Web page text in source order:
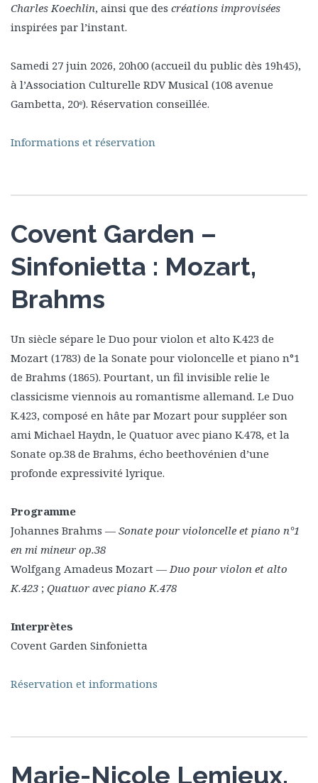
Charles Koechlin, ainsi que des créations improvisées
inspirées par l’instant.
Samedi 27 juin 2026, 20h00 (accueil du public dès 19h45),
à l’Association Culturelle RDV Musical (108 avenue
Gambetta, 20ᵉ). Réservation conseillée.
Informations et réservation
Covent Garden –
Sinfonietta : Mozart,
Brahms
Un siècle sépare le Duo pour violon et alto K.423 de
Mozart (1783) de la Sonate pour violoncelle et piano n°1
de Brahms (1865). Pourtant, un fil invisible relie le
classicisme viennois au romantisme allemand. Le Duo
K.423, composé en hâte par Mozart pour suppléer son
ami Michael Haydn, le Quatuor avec piano K.478, et la
Sonate op.38 de Brahms, écho beethovénien d’une
profonde expressivité lyrique.
Programme
Johannes Brahms — Sonate pour violoncelle et piano n°1
en mi mineur op.38
Wolfgang Amadeus Mozart —Duo pour violon et alto
K.423 ; Quatuor avec piano K.478
Interprètes
Covent Garden Sinfonietta
Réservation et informations
Marie-Nicole Lemieux,